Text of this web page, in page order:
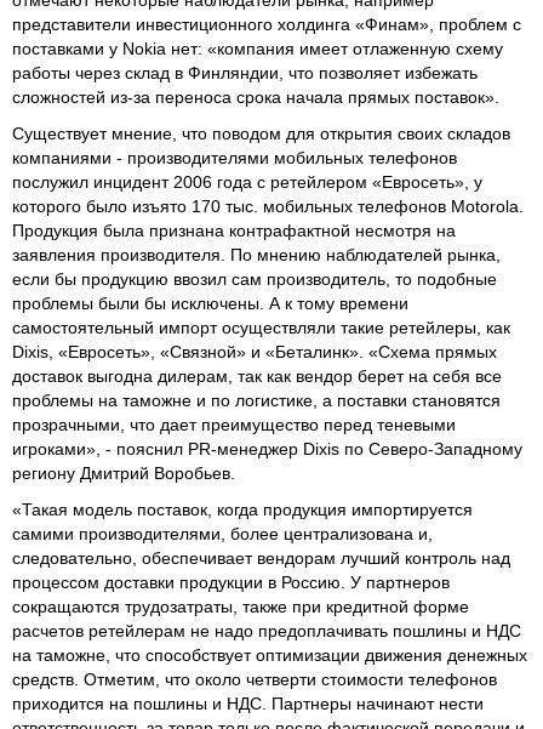
представители инвестиционного холдинга «Финам», проблем с
поставками у Nokia нет: «компания имеет отлаженную схему
работы через склад в Финляндии, что позволяет избежать
сложностей из-за переноса срока начала прямых поставок».
Существует мнение, что поводом для открытия своих складов
компаниями - производителями мобильных телефонов
послужил инцидент 2006 года с ретейлером «Евросеть», у
которого было изъято 170 тыс. мобильных телефонов Motorola.
Продукция была признана контрафактной несмотря на
заявления производителя. По мнению наблюдателей рынка,
если бы продукцию ввозил сам производитель, то подобные
проблемы были бы исключены. А к тому времени
самостоятельный импорт осуществляли такие ретейлеры, как
Dixis, «Евросеть», «Связной» и «Беталинк». «Схема прямых
доставок выгодна дилерам, так как вендор берет на себя все
проблемы на таможне и по логистике, а поставки становятся
прозрачными, что дает преимущество перед теневыми
игроками», - пояснил PR-менеджер Dixis по Северо-Западному
региону Дмитрий Воробьев.
«Такая модель поставок, когда продукция импортируется
самими производителями, более централизована и,
следовательно, обеспечивает вендорам лучший контроль над
процессом доставки продукции в Россию. У партнеров
сокращаются трудозатраты, также при кредитной форме
расчетов ретейлерам не надо предоплачивать пошлины и НДС
на таможне, что способствует оптимизации движения денежных
средств. Отметим, что около четверти стоимости телефонов
приходится на пошлины и НДС. Партнеры начинают нести